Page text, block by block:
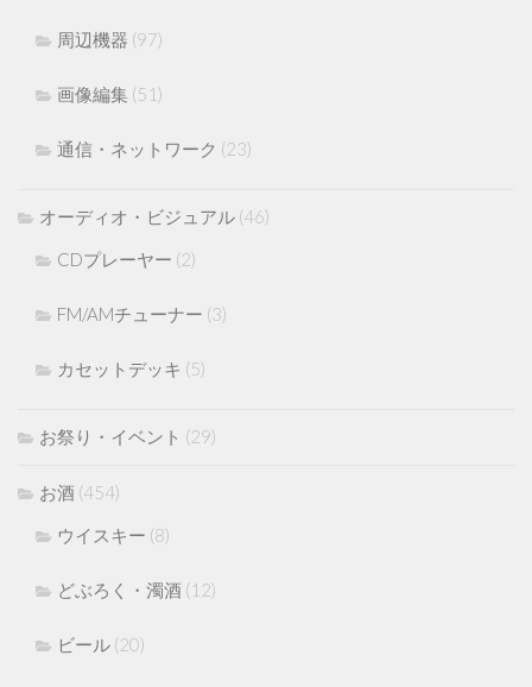
周辺機器 (97)
画像編集 (51)
通信・ネットワーク (23)
オーディオ・ビジュアル (46)
CDプレーヤー (2)
FM/AMチューナー (3)
カセットデッキ (5)
お祭り・イベント (29)
お酒 (454)
ウイスキー (8)
どぶろく・濁酒 (12)
ビール (20)